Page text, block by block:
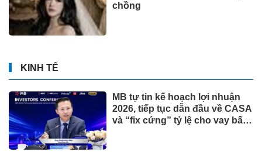
chồng
KINH TẾ
MB tự tin kế hoạch lợi nhuận
2026, tiếp tục dẫn đầu về CASA
và “fix cứng” tỷ lệ cho vay bất